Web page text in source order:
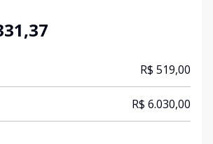
R$ 519,00
R$ 6.030,00